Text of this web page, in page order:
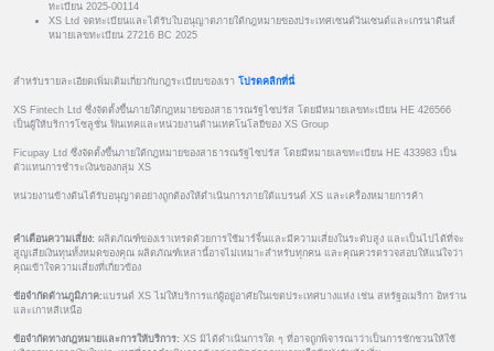
ทะเบียน 2025-00114
XS Ltd จดทะเบียนและได้รับใบอนุญาตภายใต้กฎหมายของประเทศเซนต์วินเซนต์และเกรนาดีนส์
หมายเลขทะเบียน 27216 BC 2025
สำหรับรายละเอียดเพิ่มเติมเกี่ยวกับกฎระเบียบของเรา โปรดคลิกที่นี่
XS Fintech Ltd ซึ่งจัดตั้งขึ้นภายใต้กฎหมายของสาธารณรัฐไซปรัส โดยมีหมายเลขทะเบียน HE 426566
เป็นผู้ให้บริการโซลูชั่น ฟินเทคและหน่วยงานด้านเทคโนโลยีของ XS Group
Ficupay Ltd ซึ่งจัดตั้งขึ้นภายใต้กฎหมายของสาธารณรัฐไซปรัส โดยมีหมายเลขทะเบียน HE 433983 เป็น
ตัวแทนการชำระเงินของกลุ่ม XS
หน่วยงานข้างต้นได้รับอนุญาตอย่างถูกต้องให้ดำเนินการภายใต้แบรนด์ XS และเครื่องหมายการค้า
คำเตือนความเสี่ยง: ผลิตภัณฑ์ของเราเทรดด้วยการใช้มาร์จิ้นและมีความเสี่ยงในระดับสูง และเป็นไปได้ที่จะ
สูญเสียเงินทุนทั้งหมดของคุณ ผลิตภัณฑ์เหล่านี้อาจไม่เหมาะสำหรับทุกคน และคุณควรตรวจสอบให้แน่ใจว่า
คุณเข้าใจความเสี่ยงที่เกี่ยวข้อง
ข้อจำกัดด้านภูมิภาค: แบรนด์ XS ไม่ให้บริการแก่ผู้อยู่อาศัยในเขตประเทศบางแห่ง เช่น สหรัฐอเมริกา อิหร่าน
และเกาหลีเหนือ
ข้อจำกัดทางกฎหมายและการให้บริการ: XS มิได้ดำเนินการใด ๆ ที่อาจถูกพิจารณาว่าเป็นการชักชวนให้ใช้